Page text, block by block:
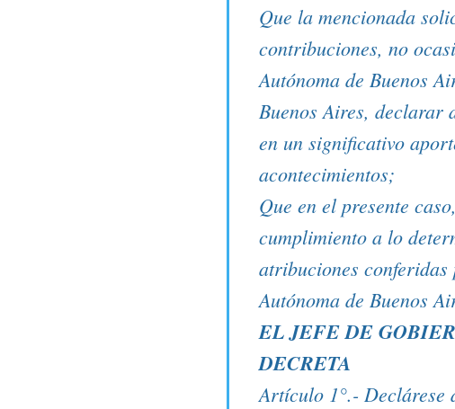
Que la mencionada
contribuciones, no
Autónoma de Buenos
Buenos Aires, declarar
en un significativo
acontecimientos;
Que en el presente
cumplimiento a lo
atribuciones
Autónoma de Buenos
EL JEFE DE
DECRETA
Artículo 1°.- Declárese